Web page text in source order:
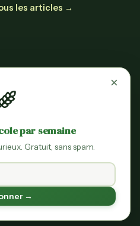
les articles →
×
par semaine
Gratuit, sans spam.
→